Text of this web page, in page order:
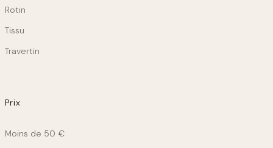
Rotin
Tissu
Travertin
Prix
Moins de 50 €